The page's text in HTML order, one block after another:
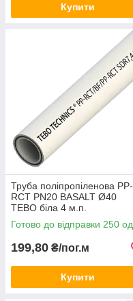
Купити
Труба поліпропіленова PP-
RCT PN20 BASALT Ø40
TEBO біла 4 м.п.
Готово до відправки 250 од.
199,80 ₴/пог.м
Купити